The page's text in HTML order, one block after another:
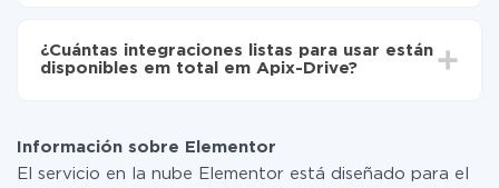
tarifas. Usted solo paga por la cantidad de datos que
realmente se transfieren de uno de sus sistemas a otro
manera segura un plan de tarifa gratuita o cambiar a
uno de pago, si es necesario. Más detalles sobre
tarifas.
¿Cuántas integraciones listas para usar están
disponibles em total em Apix-Drive?
Contacts
Información sobre Elementor
El servicio en la nube Elementor está diseñado para el